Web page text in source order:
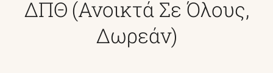
ΥΠΟΔΟΜΕΣ
ΔΠΘ (ανοικτά Σε Όλους,
Δωρεάν)